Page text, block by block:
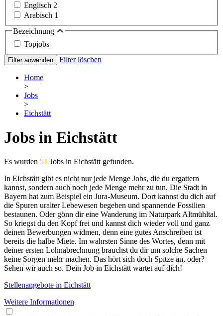
Englisch 2
Arabisch 1
Bezeichnung
Topjobs
Filter anwenden Filter löschen
Home
>
Jobs
>
Eichstätt
Jobs in Eichstätt
Es wurden 51 Jobs in Eichstätt gefunden.
In Eichstätt gibt es nicht nur jede Menge Jobs, die du ergattern
kannst, sondern auch noch jede Menge mehr zu tun. Die Stadt in
Bayern hat zum Beispiel ein Jura-Museum. Dort kannst du dich auf
die Spuren uralter Lebewesen begeben und spannende Fossilien
bestaunen. Oder gönn dir eine Wanderung im Naturpark Altmühltal.
So kriegst du den Kopf frei und kannst dich wieder voll und ganz
deinen Bewerbungen widmen, denn eine gutes Anschreiben ist
bereits die halbe Miete. Im wahrsten Sinne des Wortes, denn mit
deiner ersten Lohnabrechnung brauchst du dir um solche Sachen
keine Sorgen mehr machen. Das hört sich doch Spitze an, oder?
Sehen wir auch so. Dein Job in Eichstätt wartet auf dich!
Stellenangebote in Eichstätt
Weitere Informationen